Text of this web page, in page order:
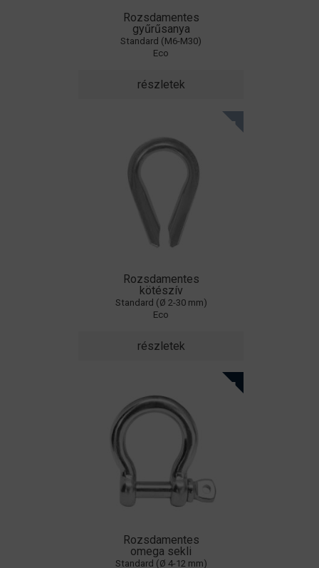
Rozsdamentes
gyűrűsanya
Standard (M6-M30)
Eco
részletek
Rozsdamentes
kötészív
Standard (Ø 2-30 mm)
Eco
részletek
Rozsdamentes
omega sekli
Standard (Ø 4-12 mm)